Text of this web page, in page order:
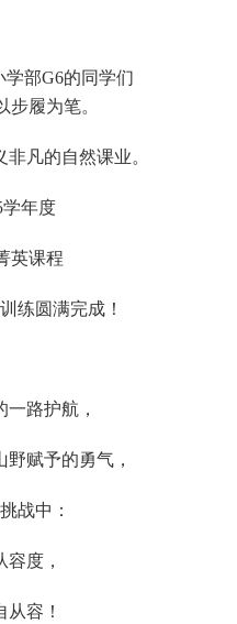
部G6的同学们
步履为笔。
凡的自然课业。
学年度
英课程
练圆满完成！
路护航，
赋予的勇气，
战中：
容度，
从容！